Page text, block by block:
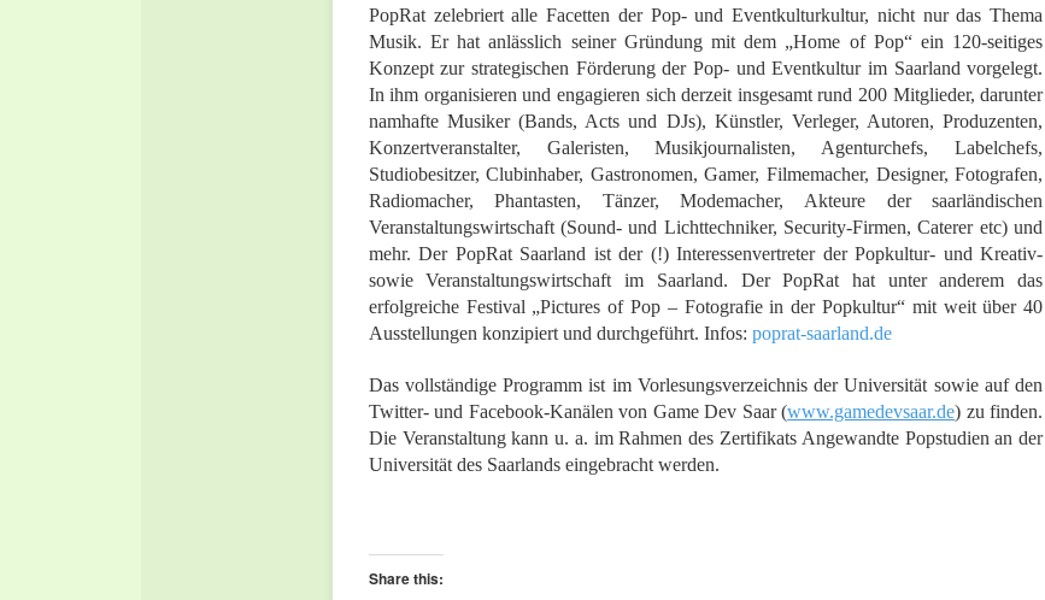
PopRat zelebriert alle Facetten der Pop- und Eventkulturkultur, nicht nur das Thema
Musik. Er hat anlässlich seiner Gründung mit dem „Home of Pop“ ein 120-seitiges
Konzept zur strategischen Förderung der Pop- und Eventkultur im Saarland vorgelegt.
In ihm organisieren und engagieren sich derzeit insgesamt rund 200 Mitglieder, darunter
namhafte Musiker (Bands, Acts und DJs), Künstler, Verleger, Autoren, Produzenten,
Konzertveranstalter, Galeristen, Musikjournalisten, Agenturchefs, Labelchefs,
Studiobesitzer, Clubinhaber, Gastronomen, Gamer, Filmemacher, Designer, Fotografen,
Radiomacher, Phantasten, Tänzer, Modemacher, Akteure der saarländischen
Veranstaltungswirtschaft (Sound- und Lichttechniker, Security-Firmen, Caterer etc) und
mehr. Der PopRat Saarland ist der (!) Interessenvertreter der Popkultur- und Kreativ-
sowie Veranstaltungswirtschaft im Saarland. Der PopRat hat unter anderem das
erfolgreiche Festival „Pictures of Pop – Fotografie in der Popkultur“ mit weit über 40
Ausstellungen konzipiert und durchgeführt. Infos: poprat-saarland.de
Das vollständige Programm ist im Vorlesungsverzeichnis der Universität sowie auf den
Twitter- und Facebook-Kanälen von Game Dev Saar (www.gamedevsaar.de) zu finden.
Die Veranstaltung kann u. a. im Rahmen des Zertifikats Angewandte Popstudien an der
Universität des Saarlands eingebracht werden.
Share this: